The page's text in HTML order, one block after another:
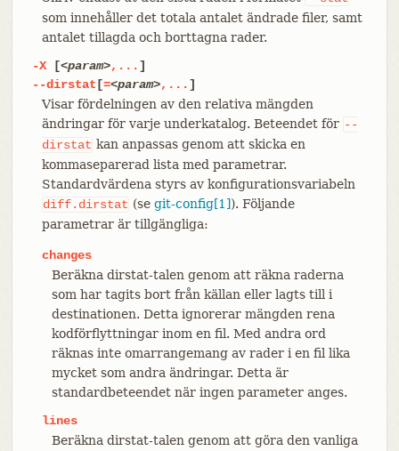
som innehåller det totala antalet ändrade filer, samt
antalet tillagda och borttagna rader.
-X[<param>,...]
--dirstat [=<param>,...]
Visar fördelningen av den relativa mängden
ändringar för varje underkatalog. Beteendet för --
dirstat kan anpassas genom att skicka en
kommaseparerad lista med parametrar.
Standardvärdena styrs av konfigurationsvariabeln
diff.dirstat (se git-config[1]). Följande
parametrar är tillgängliga:
changes
Beräkna dirstat-talen genom att räkna raderna
som har tagits bort från källan eller lagts till i
destinationen. Detta ignorerar mängden rena
kodförflyttningar inom en fil. Med andra ord
räknas inte omarrangemang av rader i en fil lika
mycket som andra ändringar. Detta är
standardbeteendet när ingen parameter anges.
lines
Beräkna dirstat-talen genom att göra den vanliga